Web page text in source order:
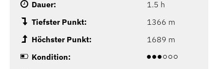
Dauer:
1.5 h
Tiefster Punkt:
1366 m
Höchster Punkt:
1689 m
Kondition: